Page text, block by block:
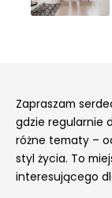
Zapraszam
gdzie regularnie
różne tematy –
styl życia. To
interesującego